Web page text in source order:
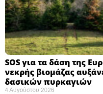
SOS για τα δάση της
νεκρής βιομάζας
δασικών πυρκαγιών
4 Αυγούστου 2026